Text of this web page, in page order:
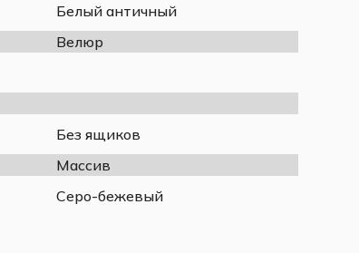
Классический
Требует сборки
Белый античный
Велюр
Без ящиков
Массив
Серо-бежевый